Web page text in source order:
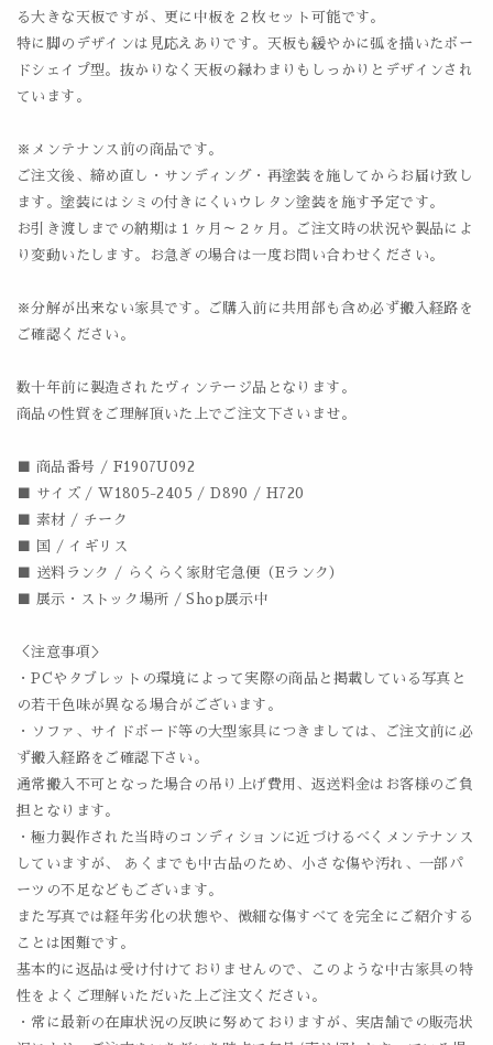
る大きな天板ですが、更に中板を２枚セット可能です。
特に脚のデザインは見応えありです。天板も緩やかに弧を描いたボー
ドシェイプ型。抜かりなく天板の縁わまりもしっかりとデザインされ
ています。
※メンテナンス前の商品です。
ご注文後、締め直し・サンディング・再塗装を施してからお届け致し
ます。塗装にはシミの付きにくいウレタン塗装を施す予定です。
お引き渡しまでの納期は１ヶ月～２ヶ月。ご注文時の状況や製品によ
り変動いたします。お急ぎの場合は一度お問い合わせください。
※分解が出来ない家具です。ご購入前に共用部も含め必ず搬入経路を
ご確認ください。
数十年前に製造されたヴィンテージ品となります。
商品の性質をご理解頂いた上でご注文下さいませ。
■ 商品番号 / F1907U092
■ サイズ / W1805-2405 / D890 / H720
■ 素材 / チーク
■ 国 / イギリス
■ 送料ランク / らくらく家財宅急便（Eランク）
■ 展示・ストック場所 / Shop展示中
＜注意事項＞
・PCやタブレットの環境によって実際の商品と掲載している写真と
の若干色味が異なる場合がございます。
・ソファ、サイドボード等の大型家具につきましては、ご注文前に必
ず搬入経路をご確認下さい。
通常搬入不可となった場合の吊り上げ費用、返送料金はお客様のご負
担となります。
・極力製作された当時のコンディションに近づけるべくメンテナンス
していますが、 あくまでも中古品のため、小さな傷や汚れ、一部パ
ーツの不足などもございます。
また写真では経年劣化の状態や、微細な傷すべてを完全にご紹介する
ことは困難です。
基本的に返品は受け付けておりませんので、このような中古家具の特
性をよくご理解いただいた上ご注文ください。
・常に最新の在庫状況の反映に努めておりますが、実店舗での販売状